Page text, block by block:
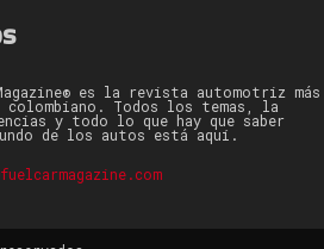
es la revista automotriz más
colombiano. Todos los temas, la
y todo lo que hay que saber
de los autos está aquí.